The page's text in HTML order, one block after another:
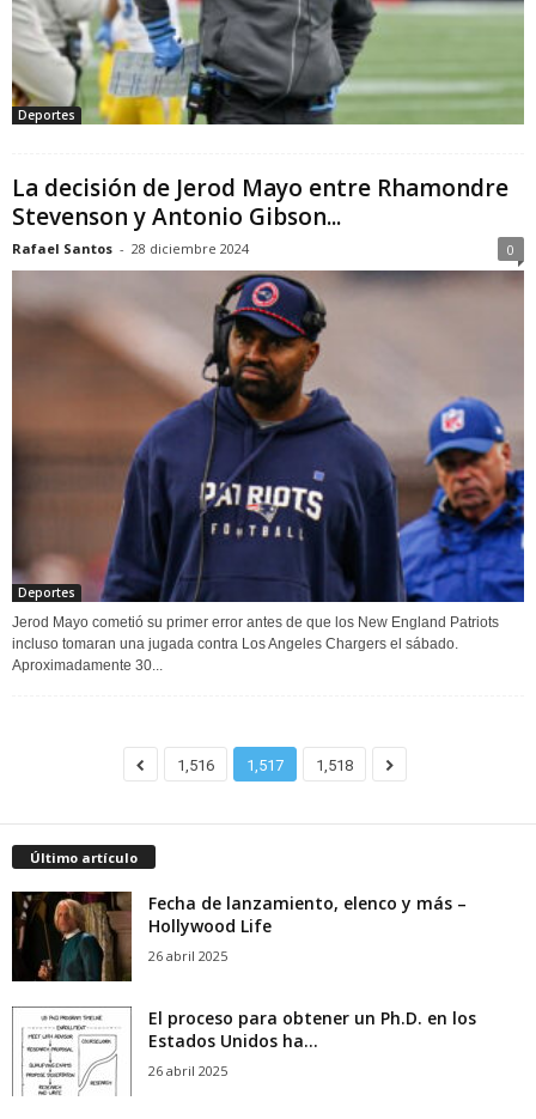
Deportes
La decisión de Jerod Mayo entre Rhamondre
Stevenson y Antonio Gibson...
Rafael Santos - 28 diciembre 2024 0
Deportes
Jerod Mayo cometió su primer error antes de que los New England Patriots
incluso tomaran una jugada contra Los Angeles Chargers el sábado.
Aproximadamente 30...
1,516 1,517 1,518
Último artículo
Fecha de lanzamiento, elenco y más –
Hollywood Life
26 abril 2025
El proceso para obtener un Ph.D. en los
Estados Unidos ha...
26 abril 2025